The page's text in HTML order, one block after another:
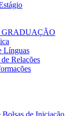
GRADUAÇÃO
Línguas
Relações
de Iniciação